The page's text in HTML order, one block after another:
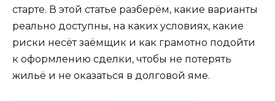
старте. В этой статье разберём, какие варианты
реально доступны, на каких условиях, какие
риски несёт заёмщик и как грамотно подойти
к оформлению сделки, чтобы не потерять
жильё и не оказаться в долговой яме.